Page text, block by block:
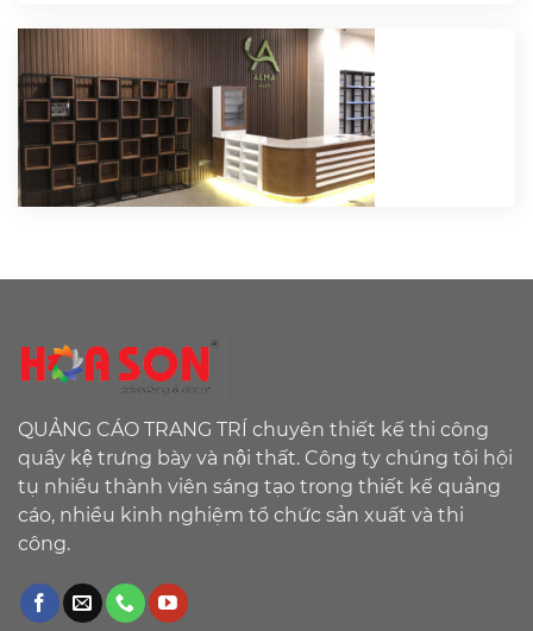
QUẢNG CÁO TRANG TRÍ chuyên thiết kế thi công
quầy kệ trưng bày và nội thất. Công ty chúng tôi hội
tụ nhiều thành viên sáng tạo trong thiết kế quảng
cáo, nhiều kinh nghiệm tổ chức sản xuất và thi
công.